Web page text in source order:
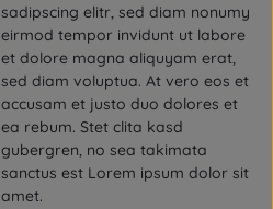
sadipscing elitr, sed diam nonumy
eirmod tempor invidunt ut labore
et dolore magna aliquyam erat,
sed diam voluptua. At vero eos et
accusam et justo duo dolores et
ea rebum. Stet clita kasd
gubergren, no sea takimata
sanctus est Lorem ipsum dolor sit
amet.